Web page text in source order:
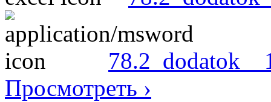
Просмотреть ›